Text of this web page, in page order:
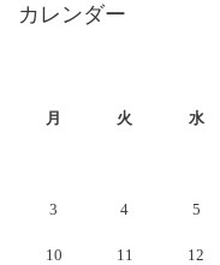
カレンダー
月 火 水
3 4 5
10 11 12